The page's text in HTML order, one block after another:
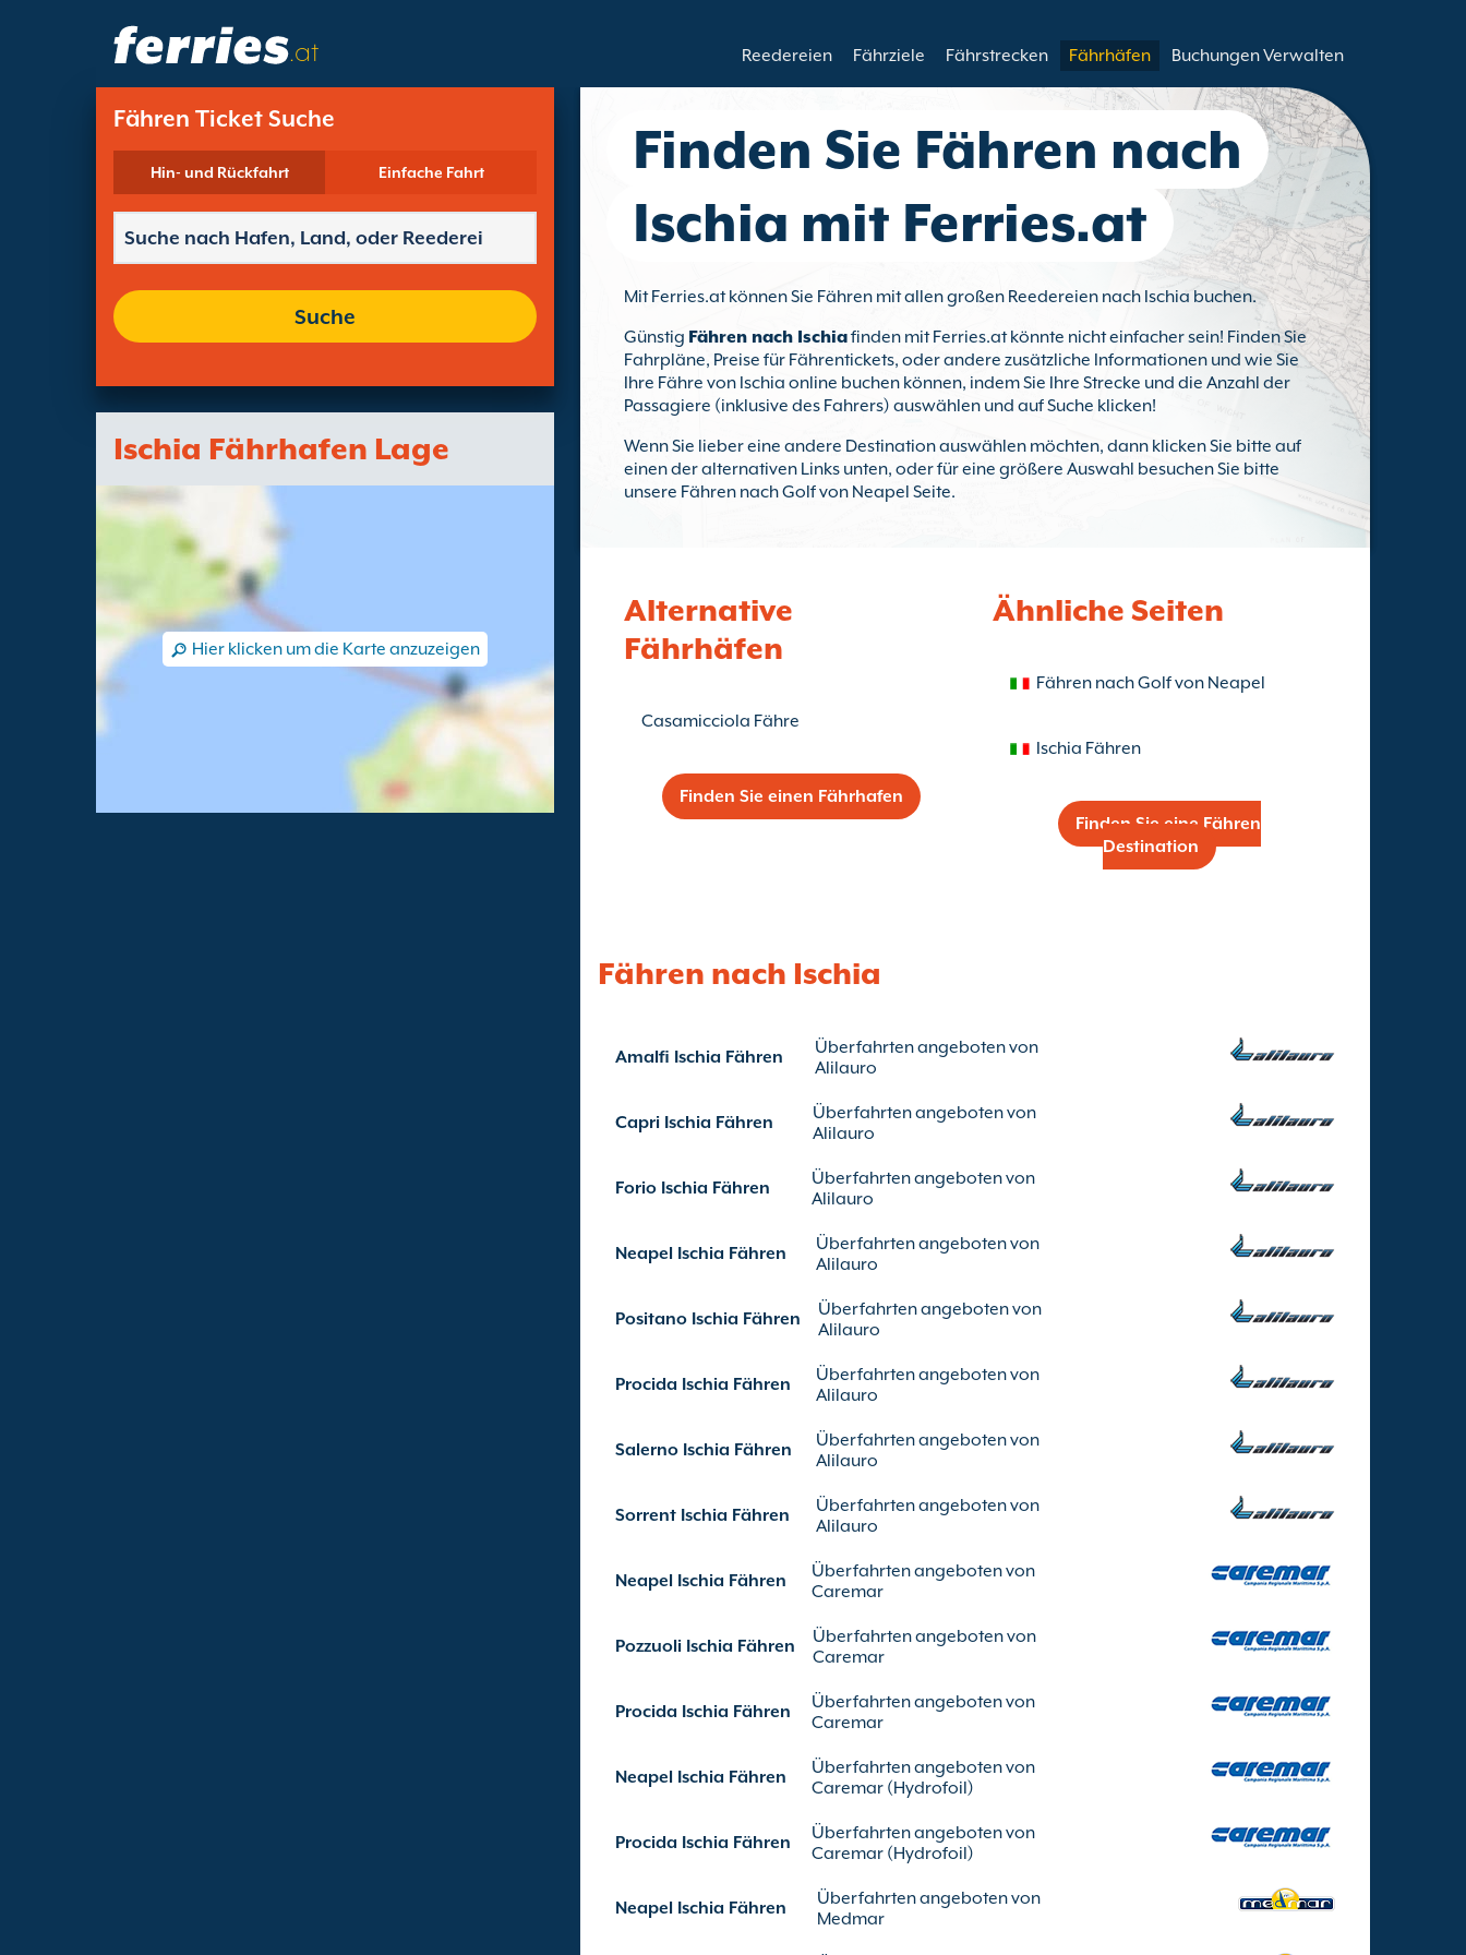
.at Reedereien Fährziele Fährstrecken Fährhäfen Buchungen Verwalten
Fähren Ticket Suche
Hin- und Rückfahrt Einfache Fahrt
Suche
Ischia Fährhafen Lage
Hier klicken um die Karte anzuzeigen
Finden Sie Fähren nach
Ischia mit Ferries.at
Mit Ferries.at können Sie Fähren mit allen großen Reedereien nach Ischia buchen.
Günstig Fähren nach Ischiafinden mit Ferries.at könnte nicht einfacher sein! Finden Sie
Fahrpläne, Preise für Fährentickets, oder andere zusätzliche Informationen und wie Sie
Ihre Fähre von Ischia online buchen können, indem Sie Ihre Strecke und die Anzahl der
Passagiere (inklusive des Fahrers) auswählen und auf Suche klicken!
Wenn Sie lieber eine andere Destination auswählen möchten, dann klicken Sie bitte auf
einen der alternativen Links unten, oder für eine größere Auswahl besuchen Sie bitte
unsere Fähren nach Golf von Neapel Seite.
Fähren nach Ischia
Amalfi Ischia Fähren
Überfahrten angeboten von
Alilauro
Capri Ischia Fähren
Überfahrten angeboten von
Alilauro
Forio Ischia Fähren
Überfahrten angeboten von
Alilauro
Neapel Ischia Fähren
Überfahrten angeboten von
Alilauro
Positano Ischia Fähren
Überfahrten angeboten von
Alilauro
Procida Ischia Fähren
Überfahrten angeboten von
Alilauro
Salerno Ischia Fähren
Überfahrten angeboten von
Alilauro
Sorrent Ischia Fähren
Überfahrten angeboten von
Alilauro
Neapel Ischia Fähren
Überfahrten angeboten von
Caremar
Pozzuoli Ischia Fähren
Überfahrten angeboten von
Caremar
Procida Ischia Fähren
Überfahrten angeboten von
Caremar
Neapel Ischia Fähren
Überfahrten angeboten von
Caremar (Hydrofoil)
Procida Ischia Fähren
Überfahrten angeboten von
Caremar (Hydrofoil)
Neapel Ischia Fähren
Überfahrten angeboten von
Medmar
Alternative
Fährhäfen
Casamicciola Fähre
Finden Sie einen Fährhafen
Ähnliche Seiten
Fähren nach Golf von Neapel
Ischia Fähren
Finden Sie eine Fähren
Destination